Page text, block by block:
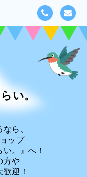
い。
ら、
ップ
。』へ！
方や
迎！